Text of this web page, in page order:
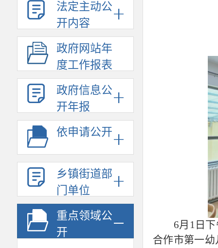
法定主动公
开内容
政府网站年
度工作报表
政府信息公
开年报
依申请公开
乡镇街道部
门单位
重点领域公
开
6月1日
合作市第一